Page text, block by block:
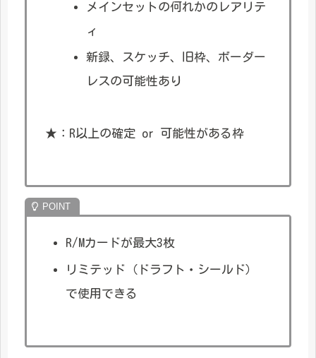
メインセットの何れかのレアリテ
ィ
新録、スケッチ、旧枠、ボーダー
レスの可能性あり
★：R以上の確定 or 可能性がある枠
R/Mカードが最大3枚
リミテッド（ドラフト・シールド）
で使用できる